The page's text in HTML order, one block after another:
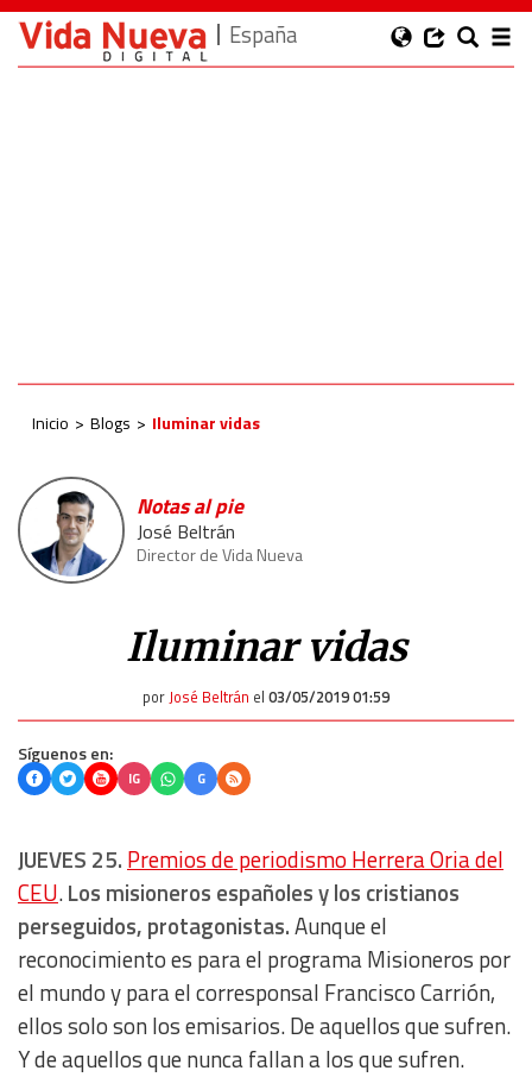
España
Inicio Blogs Iluminar vidas
Notas al pie
José Beltrán
Director de Vida Nueva
Iluminar vidas
porJosé Beltrán el 03/05/2019 01:59
Síguenos en:
IG G
JUEVES 25. Premios de periodismo Herrera Oria del
CEU.Los misioneros españoles y los cristianos
perseguidos, protagonistas.Aunque el
reconocimiento es para el programa Misioneros por
el mundo y para el corresponsal Francisco Carrión,
ellos solo son los emisarios. De aquellos que sufren.
Y de aquellos que nunca fallan a los que sufren.